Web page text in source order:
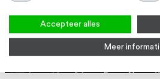
Accepteer alles
Meer